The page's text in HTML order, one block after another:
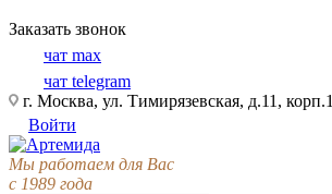
Заказать звонок
чат max
чат telegram
г. Москва, ул. Тимирязевская, д.11, корп.1
Войти
Мы работаем для Вас
с 1989 года